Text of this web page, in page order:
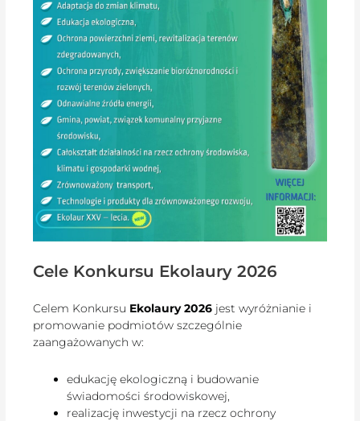
Cele Konkursu Ekolaury 2026
Celem Konkursu Ekolaury 2026 jest wyróżnianie i
promowanie podmiotów szczególnie
zaangażowanych w:
edukację ekologiczną i budowanie
świadomości środowiskowej,
realizację inwestycji na rzecz ochrony